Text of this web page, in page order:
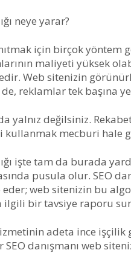
neye yarar?
için birçok
maliyeti yüksek
Web sitenizin
reklamlar tek başına
yalnız değilsiniz.
kullanmak mecburi hale
işte tam da burada
pusula olur. SEO
eder; web sitenizin bu
ilgili bir tavsiye raporu
hizmetinin adeta ince
SEO danışmanı web